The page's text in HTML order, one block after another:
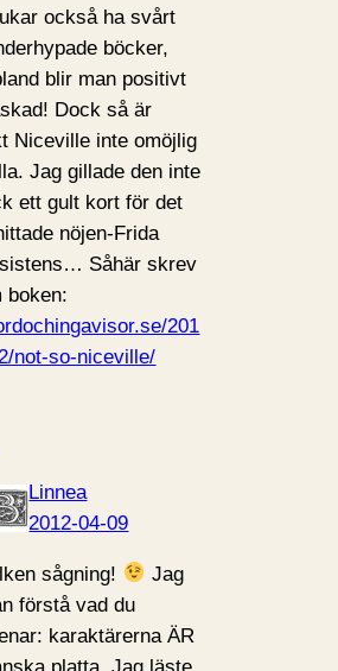
också ha svårt
böcker,
blir man positivt
Dock så är
Niceville inte omöjlig
Jag gillade den inte
ett gult kort för det
nöjen-Frida
Såhär skrev
boken:
201
not-so-niceville/
Linnea
2012-04-09
sågning!
Jag
förstå vad du
karaktärerna ÄR
platta. Jag läste